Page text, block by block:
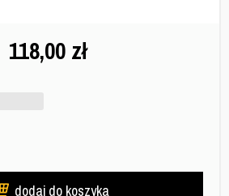
118,00 zł
dodaj do koszyka